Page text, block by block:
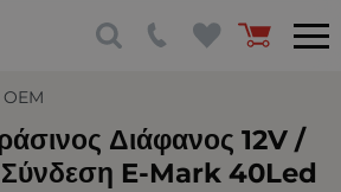
OEM
Διάφανος 12V /
E-Mark 40Led